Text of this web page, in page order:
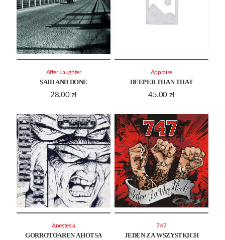
SAID AND DONE
28.00 zł
After Laughter
DEEPER THAN THAT
45.00 zł
Appraise
GORROTOAREN AHOTSA
Anestesia
JEDEN ZA WSZYSTKICH
747